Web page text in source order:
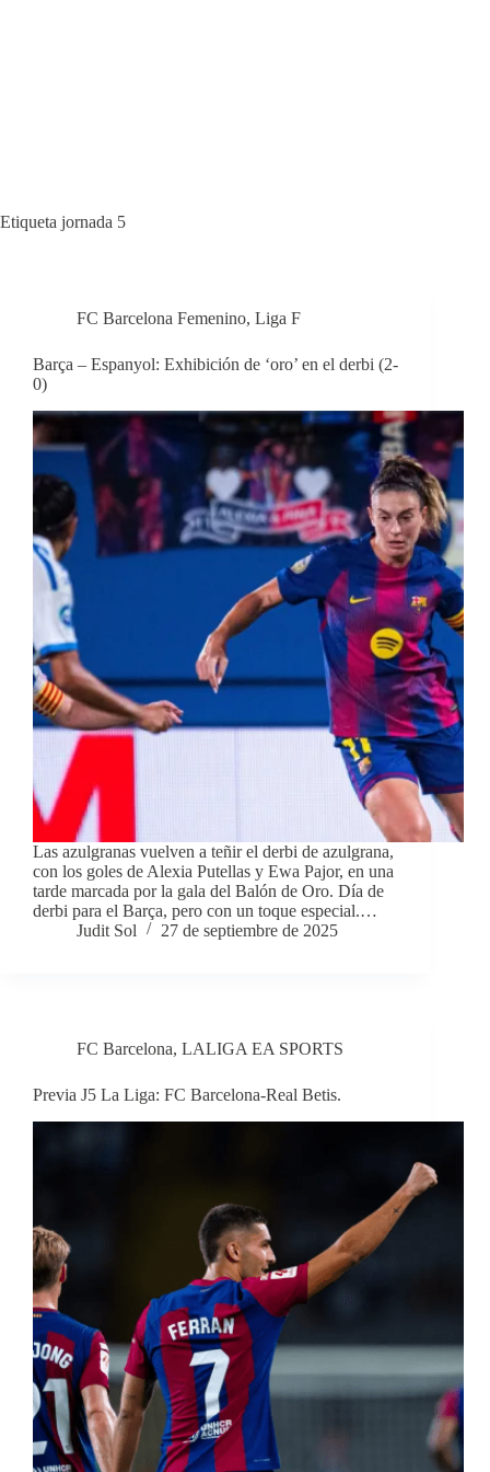
Etiqueta jornada 5
FC Barcelona Femenino, Liga F
Barça – Espanyol: Exhibición de ‘oro’ en el derbi (2-
0)
Las azulgranas vuelven a teñir el derbi de azulgrana,
con los goles de Alexia Putellas y Ewa Pajor, en una
tarde marcada por la gala del Balón de Oro. Día de
derbi para el Barça, pero con un toque especial.…
Judit Sol
27 de septiembre de 2025
FC Barcelona, LALIGA EA SPORTS
Previa J5 La Liga: FC Barcelona-Real Betis.